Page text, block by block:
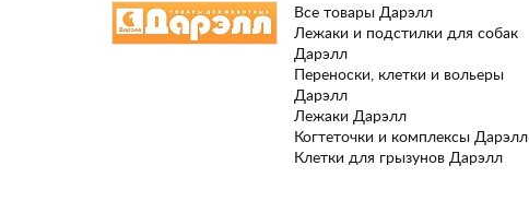
Все товары Дарэлл
Лежаки и подстилки для собак
Дарэлл
Переноски, клетки и вольеры
Дарэлл
Лежаки Дарэлл
Когтеточки и комплексы Дарэлл
Клетки для грызунов Дарэлл